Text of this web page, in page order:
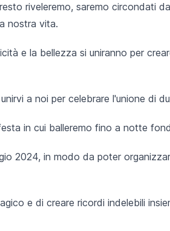
riveleremo, saremo circondati
nostra vita.
e la bellezza si uniranno per
a noi per celebrare l'unione di
in cui balleremo fino a notte
2024, in modo da poter
e di creare ricordi indelebili